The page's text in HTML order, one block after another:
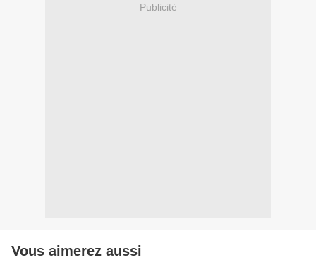
Publicité
Vous aimerez aussi